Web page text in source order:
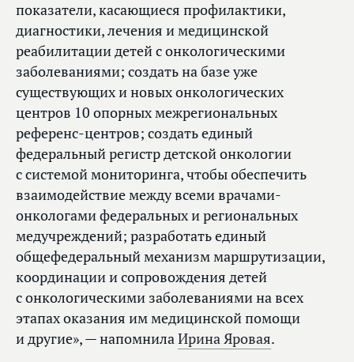
показатели, касающиеся профилактики,
диагностики, лечения и медицинской
реабилитации детей с онкологическими
заболеваниями; создать на базе уже
существующих и новых онкологических
центров 10 опорных межрегиональных
референс-центров; создать единый
федеральный регистр детской онкологии
с системой мониторинга, чтобы обеспечить
взаимодействие между всеми врачами-
онкологами федеральных и региональных
медучреждений; разработать единый
общефедеральный механизм маршрутизации,
координации и сопровождения детей
с онкологическими заболеваниями на всех
этапах оказания им медицинской помощи
и другие», — напомнилаИрина Яровая.